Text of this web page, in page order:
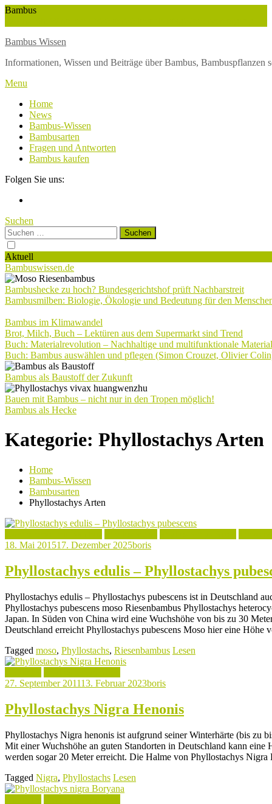
Skip
Bambus
Bambus Wissen
Informationen, Wissen und Beiträge über Bambus,
Menu
Home
News
Bambus-Wissen
Bambusarten
Fragen und Antworten
Bambus kaufen
Folgen Sie uns:
Suchen
Suchen
nach:
Aktuell
Bambuswissen.de
Bambushecke zu hoch? Bundesgerichtshof prüft Nachbarstreit
Bambusmilben: Biologie, Ökologie und Bedeutung für den
Bambus im Klimawandel
Brot, Milch, Buch – Lektüren aus dem Supermarkt sind Trend
Buch: Materialrevolution – Nachhaltige und multifunktionale
Buch: Bambus auswählen und pflegen (Simon Crouzet, Olivier
Bambus als Baustoff der Zukunft
Bauen mit Bambus – nicht nur in den Tropen möglich!
Bambus als Hecke
Kategorie: Phyllostachys Arten
Home
Bambus-Wissen
Bambusarten
Phyllostachys Arten
18. Mai 201517. Dezember 2025boris
Phyllostachys edulis – Phyllostachys
Phyllostachys edulis – Phyllostachys pubescens ist in Deutschland
Phyllostachys pubescens moso Riesenbambus Phyllostachys
Japan. In Süden von China wird eine Wuchshöhe von bis zu 30
Deutschland erreicht Phyllostachys pubescens Moso hier eine
Tagged moso, Phyllostachs, Riesenbambus Lesen
27. September 201113. Februar 2023boris
Phyllostachys Nigra Henonis
Phyllostachys Nigra henonis ist aufgrund seiner Winterhärte (bis zu
Mit einer Wuchshöhe an guten Standorten in Deutschland kann
werden sogar 20 Meter erreicht. Die Halme von Phyllostachys
Tagged Nigra, Phyllostachs Lesen